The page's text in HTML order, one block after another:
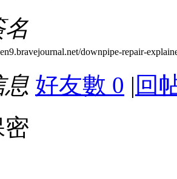
名
downpipe-repair-
息 好友數 0 | 回